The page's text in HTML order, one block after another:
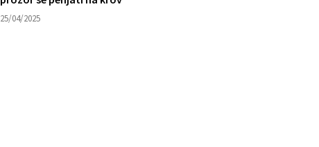
25/04/2025